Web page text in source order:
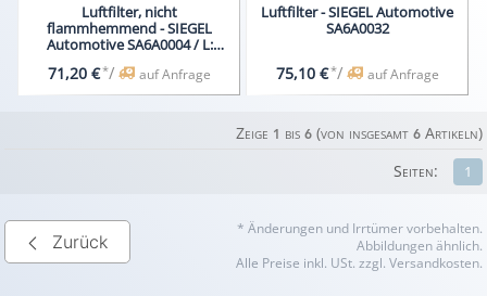
Luftfilter, nicht
flammhemmend - SIEGEL
Automotive SA6A0004 / L:
71,20 €*/ auf Anfrage
Luftfilter - SIEGEL Automotive
SA6A0032
75,10 €*/ auf Anfrage
Zeige 1 bis 6(von insgesamt 6Artikeln)
1
Seiten:
Zurück
* Änderungen und Irrtümer vorbehalten.
Abbildungen ähnlich.
Alle Preise inkl. USt. zzgl. Versandkosten.